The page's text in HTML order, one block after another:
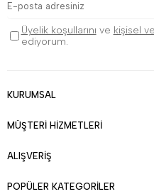
Üyelik koşullarını ve kişisel
ediyorum.
KURUMSAL
MÜŞTERİ HİZMETLERİ
ALIŞVERİŞ
POPÜLER KATEGORİLER